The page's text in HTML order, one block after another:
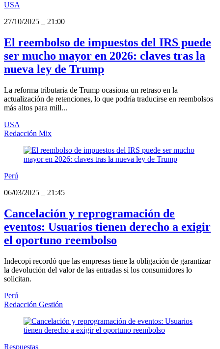
USA
27/10/2025
21:00
El reembolso de impuestos del IRS puede
ser mucho mayor en 2026: claves tras la
nueva ley de Trump
La reforma tributaria de Trump ocasiona un retraso en la
actualización de retenciones, lo que podría traducirse en reembolsos
más altos para mill...
USA
Redacción Mix
Perú
06/03/2025
21:45
Cancelación y reprogramación de
eventos: Usuarios tienen derecho a exigir
el oportuno reembolso
Indecopi recordó que las empresas tiene la obligación de garantizar
la devolución del valor de las entradas si los consumidores lo
solicitan.
Perú
Redacción Gestión
Respuestas